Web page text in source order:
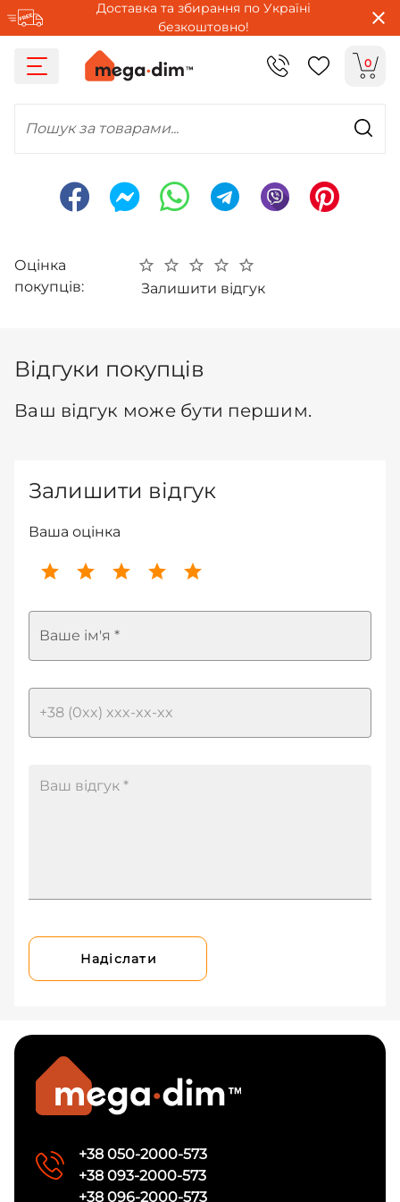
Доставка та збирання по Україні
безкоштовно!
0
Пошук за товарами...
Оцінка
покупців:
Залишити відгук
Відгуки покупців
Ваш відгук може бути першим.
Залишити відгук
Ваша оцінка
Ваше ім'я *
Надіслати
+38 050-2000-573
+38 093-2000-573
+38 096-2000-573